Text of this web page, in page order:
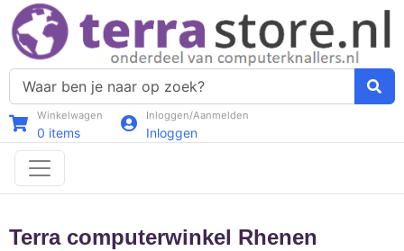
Winkelwagen
0 items
Inloggen/Aanmelden
Inloggen
Terra computerwinkel Rhenen